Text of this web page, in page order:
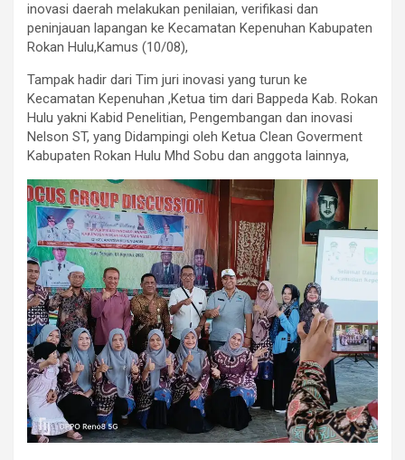
inovasi daerah melakukan penilaian, verifikasi dan
peninjauan lapangan ke Kecamatan Kepenuhan Kabupaten
Rokan Hulu,Kamus (10/08),
Tampak hadir dari Tim juri inovasi yang turun ke
Kecamatan Kepenuhan ,Ketua tim dari Bappeda Kab. Rokan
Hulu yakni Kabid Penelitian, Pengembangan dan inovasi
Nelson ST, yang Didampingi oleh Ketua Clean Goverment
Kabupaten Rokan Hulu Mhd Sobu dan anggota lainnya,